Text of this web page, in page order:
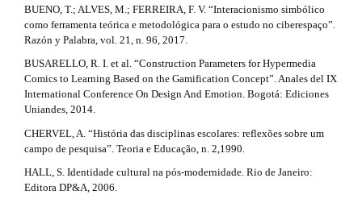
r
#
#
e
.
d
e
t
a
i
BUENO, T.; ALVES, M.; FERREIRA, F. V. “Interacionismo simbólico
como ferramenta teórica e metodológica para o estudo no ciberespaço”.
Razón y Palabra, vol. 21, n. 96, 2017.
BUSARELLO, R. I. et al. “Construction Parameters for Hypermedia
Comics to Learning Based on the Gamification Concept”. Anales del IX
International Conference On Design And Emotion. Bogotá: Ediciones
Uniandes, 2014.
CHERVEL, A. “História das disciplinas escolares: reflexões sobre um
campo de pesquisa”. Teoria e Educação, n. 2,1990.
HALL, S. Identidade cultural na pós-modernidade. Rio de Janeiro:
Editora DP&A, 2006.